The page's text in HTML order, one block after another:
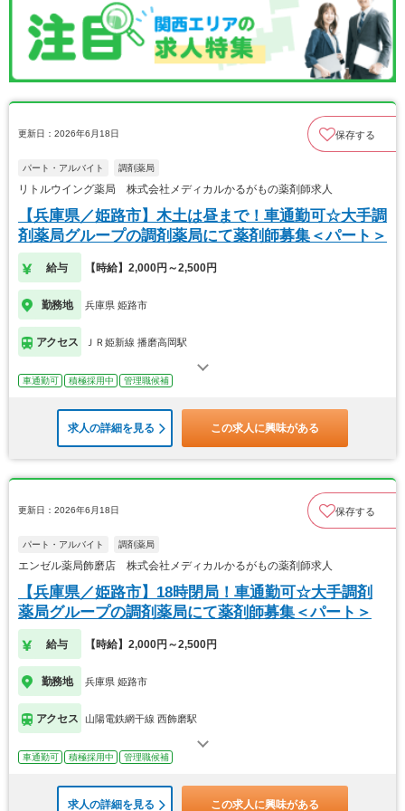
更新日：2026年6月18日 保存する
パート・アルバイト 調剤薬局
リトルウイング薬局 株式会社メディカルかるがもの薬剤師求人
【兵庫県／姫路市】木土は昼まで！車通勤可☆大手調
剤薬局グループの調剤薬局にて薬剤師募集＜パート＞
給与 【時給】2,000円～2,500円
勤務地 兵庫県 姫路市
アクセス ＪＲ姫新線 播磨高岡駅
車通勤可 積極採用中 管理職候補
求人の詳細を見る この求人に興味がある
更新日：2026年6月18日 保存する
パート・アルバイト 調剤薬局
エンゼル薬局飾磨店 株式会社メディカルかるがもの薬剤師求人
【兵庫県／姫路市】18時閉局！車通勤可☆大手調剤
薬局グループの調剤薬局にて薬剤師募集＜パート＞
給与 【時給】2,000円～2,500円
勤務地 兵庫県 姫路市
アクセス 山陽電鉄網干線 西飾磨駅
車通勤可 積極採用中 管理職候補
求人の詳細を見る この求人に興味がある